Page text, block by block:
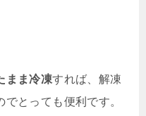
まま冷凍すれば、解凍
とっても便利です。